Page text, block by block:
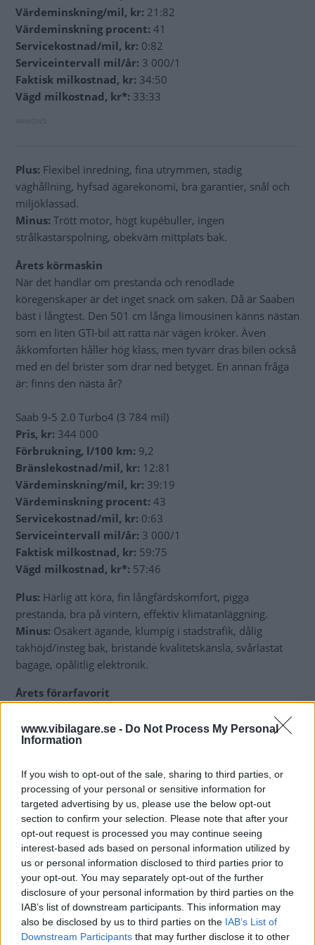
www.vibilagare.se - Do Not Process My Personal
Information
If you wish to opt-out of the sale, sharing to third parties, or
processing of your personal or sensitive information for
targeted advertising by us, please use the below opt-out
section to confirm your selection. Please note that after your
opt-out request is processed you may continue seeing
interest-based ads based on personal information utilized by
us or personal information disclosed to third parties prior to
your opt-out. You may separately opt-out of the further
disclosure of your personal information by third parties on the
IAB’s list of downstream participants. This information may
also be disclosed by us to third parties on the IAB’s List of
Downstream Participants that may further disclose it to other
Värdeminskning/mil, kr: 21:82
Värdeminskning procent: 41
Servicekostnad/mil, kr: 0:82
Serviceintervall mil/år: 3 000/1
Faktisk milkostnad, kr: 34:50
Vägd milkostnad, kr*: 33:33
Plus: Flexibel inredning, fina utrymmen, stadig
väghållning, hyfsad ägarekonomi, bra garantier, snål och
miljöklassad.
Minus: Trött motor, högt kupébuller, ingen
strålkastarspolning, obekväm mittplats bak.
Årets körmaskin
När det handlar om prestanda och renodlade
köregenskaper är det inget snack om saken. Då är Saaben
bäst i långtest. Den 501 cm långa limousinen känns nästan
som en liten GTI-bil att ratta när vägen kröker. Även
åkkomforten håller hög klass, men tyvärr dras bilen också
med en del brister som drar ned betyget. En annan fråga
är: finns den nästa år?
Saab 9-5 2.0 Turbo4 (3 784 mil)
Pris, kr: 344 000
Förbrukning, l/100 km: 9,2
Bränslekostnad/mil, kr: 12:81
Värdeminskning/mil, kr: 39:19
Värdeminskning procent: 43
Servicekostnad/mil, kr: 0:63
Serviceintervall mil/år: 3 000/1
Faktisk milkostnad, kr: 59:75
Vägd milkostnad, kr*: 57:46
Plus: Härlig att köra, fin långfärdskomfort, pigga
prestanda, bra på vintern, effektiv klimatanläggning.
Minus: Osäkert ägande, klumpig i stadstrafik, dålig
takhöjd/insteg bak, bristande kvalitetskänsla, svårlastat
bagage, opålitlig elektronik.
Årets förarfavorit
snitsiga former i en osedvanligt lyckad mix. Volvo har
verkligen fått till det med nya kombin V60. Det märks inte
Volvon i topp och den femte hade bilen på andra plats.
Största nackdelen är utrymmena, som inte är av
storfamiljsklass.
Volvo V60 T4 aut. (3 900,1 mil)
Pris, kr:344 800
Förbrukning, l/100 km:8,4
Bränslekostnad/mil, kr:11:70
Värdeminskning/mil, kr:35:69
Värdeminskning procent:40